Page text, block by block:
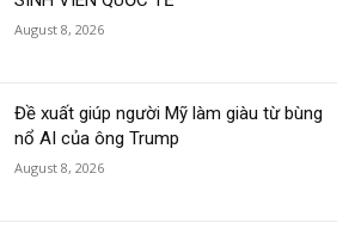
August 8, 2026
Đề xuất giúp người Mỹ làm giàu từ bùng
nổ AI của ông Trump
August 8, 2026